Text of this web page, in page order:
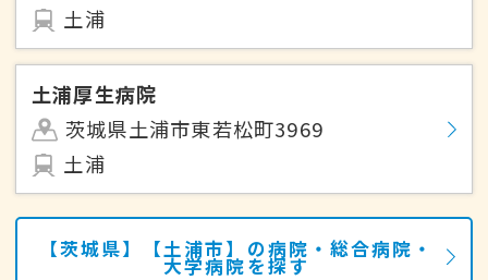
土浦
土浦厚生病院
茨城県土浦市東若松町3969
土浦
【茨城県】【土浦市】の病院・総合病院・
大学病院を探す